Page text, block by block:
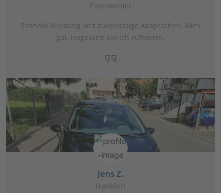
Elsterwerder
Schnelle Meldung und zuverlässige Absprachen. Alles
gut, insgesamt bin ich zufrieden.
Jens Z.
Frankfurt